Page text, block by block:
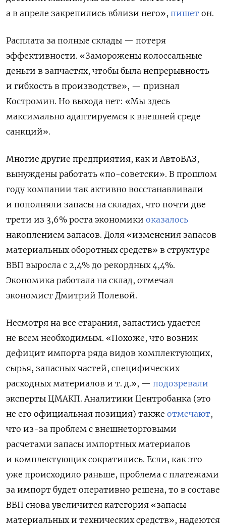
а в апреле закрепились вблизи него», пишет он.
Расплата за полные склады — потеря
эффективности. «Заморожены колоссальные
деньги в запчастях, чтобы была непрерывность
и гибкость в производстве», — признал
Костромин. Но выхода нет: «Мы здесь
максимально адаптируемся к внешней среде
санкций».
Многие другие предприятия, как и АвтоВАЗ,
вынуждены работать «по-советски». В прошлом
году компании так активно восстанавливали
и пополняли запасы на складах, что почти две
трети из 3,6% роста экономики оказалось
накоплением запасов. Доля «изменения запасов
материальных оборотных средств» в структуре
ВВП выросла с 2,4% до рекордных 4,4%.
Экономика работала на склад, отмечал
экономист Дмитрий Полевой.
Несмотря на все старания, запастись удается
не всем необходимым. «Похоже, что возник
дефицит импорта ряда видов комплектующих,
сырья, запасных частей, специфических
расходных материалов и т. д.», — подозревали
эксперты ЦМАКП. Аналитики Центробанка (это
не его официальная позиция) также отмечают,
что из-за проблем с внешнеторговыми
расчетами запасы импортных материалов
и комплектующих сократились. Если, как это
уже происходило раньше, проблема с платежами
за импорт будет оперативно решена, то в составе
ВВП снова увеличится категория «запасы
материальных и технических средств», надеются